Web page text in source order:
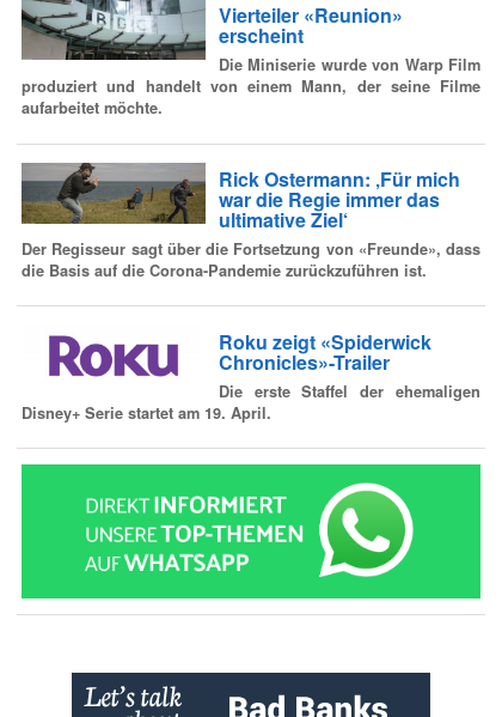
Vierteiler «Reunion»
erscheint
Die Miniserie wurde von Warp Film
produziert und handelt von einem Mann, der seine Filme
aufarbeitet möchte.
Rick Ostermann: ‚Für mich
war die Regie immer das
ultimative Ziel‘
Der Regisseur sagt über die Fortsetzung von «Freunde», dass
die Basis auf die Corona-Pandemie zurückzuführen ist.
Roku zeigt «Spiderwick
Chronicles»-Trailer
Die erste Staffel der ehemaligen
Disney+ Serie startet am 19. April.